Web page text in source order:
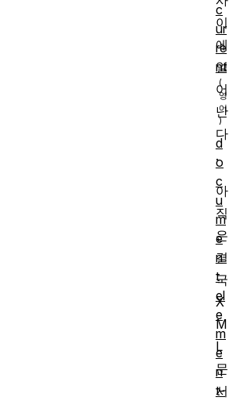
이
에
일
어
난
다
.
아
직
은
결
국
X
M
L
문
서
c
ur
re
nt
d
o
c
u
m
e
n
t
el
e
m
e
n
t-